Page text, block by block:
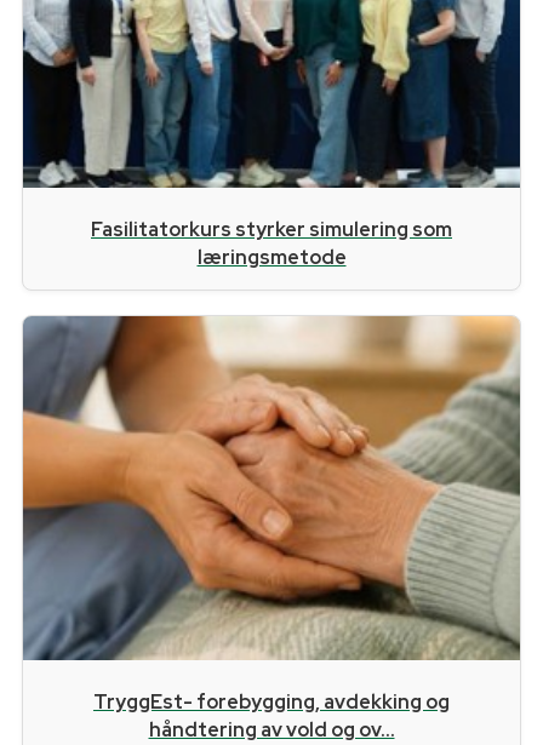
Fasilitatorkurs styrker simulering som
læringsmetode
TryggEst- forebygging, avdekking og
håndtering av vold og ov...